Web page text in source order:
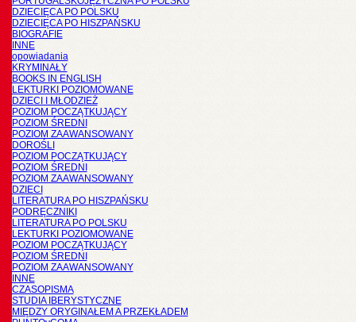
DZIECIĘCA PO POLSKU
DZIECIĘCA PO HISZPAŃSKU
BIOGRAFIE
INNE
opowiadania
KRYMINAŁY
BOOKS IN ENGLISH
LEKTURKI POZIOMOWANE
DZIECI I MŁODZIEŻ
POZIOM POCZĄTKUJĄCY
POZIOM ŚREDNI
POZIOM ZAAWANSOWANY
DOROŚLI
POZIOM POCZĄTKUJĄCY
POZIOM ŚREDNI
POZIOM ZAAWANSOWANY
DZIECI
LITERATURA PO HISZPAŃSKU
PODRĘCZNIKI
LITERATURA PO POLSKU
LEKTURKI POZIOMOWANE
POZIOM POCZĄTKUJĄCY
POZIOM ŚREDNI
POZIOM ZAAWANSOWANY
INNE
CZASOPISMA
STUDIA IBERYSTYCZNE
MIĘDZY ORYGINAŁEM A PRZEKŁADEM